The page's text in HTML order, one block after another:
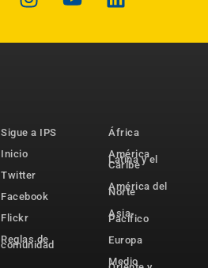
Sigue a IPS
Inicio
Twitter
Facebook
Flickr
Reglas de
comunidad
África
América
Latina y el
Caribe
América del
Norte
Asia-
Pacífico
Europa
Medio